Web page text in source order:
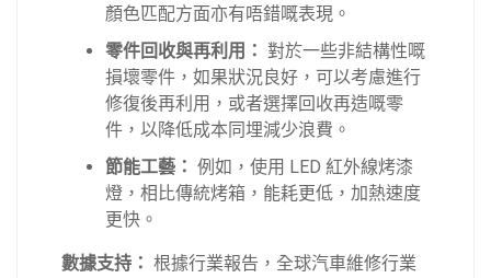
顏色匹配方面亦有唔錯嘅表現。
零件回收與再利用： 對於一些非結構性嘅
損壞零件，如果狀況良好，可以考慮進行
修復後再利用，或者選擇回收再造嘅零
件，以降低成本同埋減少浪費。
節能工藝： 例如，使用 LED 紅外線烤漆
燈，相比傳統烤箱，能耗更低，加熱速度
更快。
數據支持： 根據行業報告，全球汽車維修行業